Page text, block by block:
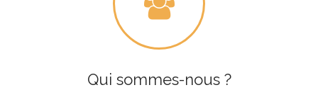
Qui sommes-nous ?